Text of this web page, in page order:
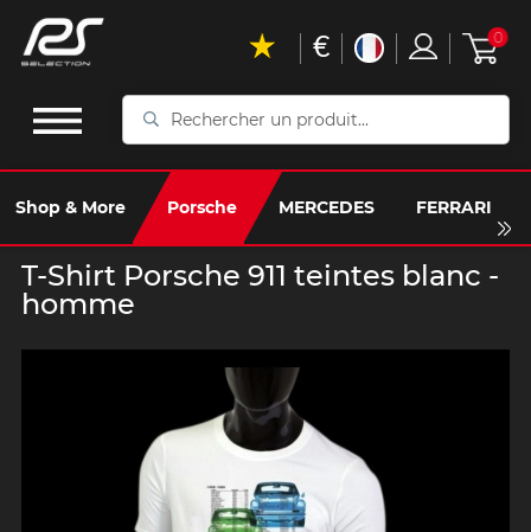
Rechercher
produit...
Shop & More Porsche MERCEDES FERRARI
€ 0
T-Shirt Porsche 911 teintes blanc -
homme